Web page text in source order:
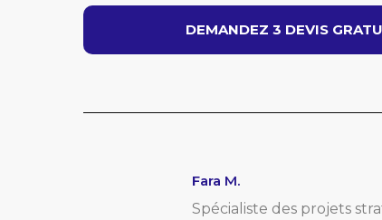
DEMANDEZ 3 DEVIS
Fara M.
Spécialiste des projets